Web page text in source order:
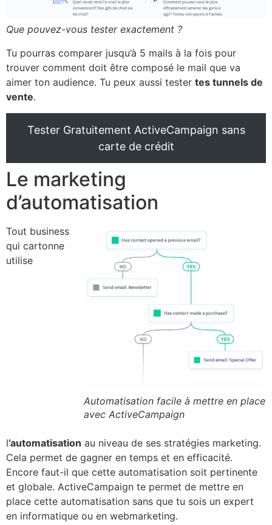
Que pouvez-vous tester exactement ?
Tu pourras comparer jusqu’à 5 mails à la fois pour
trouver comment doit être composé le mail que va
aimer ton audience. Tu peux aussi tester tes tunnels de
vente.
Tester Gratuitement ActiveCampaign sans
carte de crédit
Le marketing
d’automatisation
Automatisation facile à mettre en place
avec ActiveCampaign
Tout business
qui cartonne
utilise
l’automatisation au niveau de ses stratégies marketing.
Cela permet de gagner en temps et en efficacité.
Encore faut-il que cette automatisation soit pertinente
et globale. ActiveCampaign te permet de mettre en
place cette automatisation sans que tu sois un expert
en informatique ou en webmarketing.